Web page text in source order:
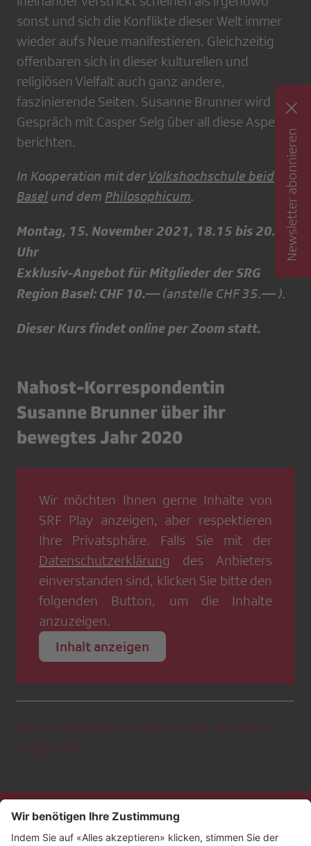
sonst und sich die Konflikte dieser Welt immer
wieder aufs Neue manifestieren. Gleichzeitig
offenbaren sich in dieser kulturellen und
religiösen Vielfalt auch ganz andere,
faszinierende Seiten. Susanne Brunner wird im
Gespräch mit Casper Selg über all diese Aspekte
berichten.
In Kooperation mit derVolkshochschule beider
Basel und dem Philosophicum.
Montag, 15. November 2021, 18.15 bis 20.15
Uhr
Exklusiv-Angebot für Mitglieder der SRG
Region Basel: CHF 10.— (anstelle CHF 35.— ).
Dieser Kurs findet online per Zoom statt.
Nahost-Korrespondentin
Susanne Brunner über ihr
bewegtes Jahr 2020
Wir möchten Ihnen gerne Inhalte von
SRF Play anzeigen, aber respektieren
Ihre Privatsphäre. Falls Sie mit der
Datenschutzerklärung des Anbieters
einverstanden sind, klicken Sie bitte den
folgenden Button, um die Inhalte
anzuzeigen.
Inhalt anzeigen
Die Anmeldefrist für diesen Event ist bereits
abgelaufen.
Newsletter abonnieren
Kontakt